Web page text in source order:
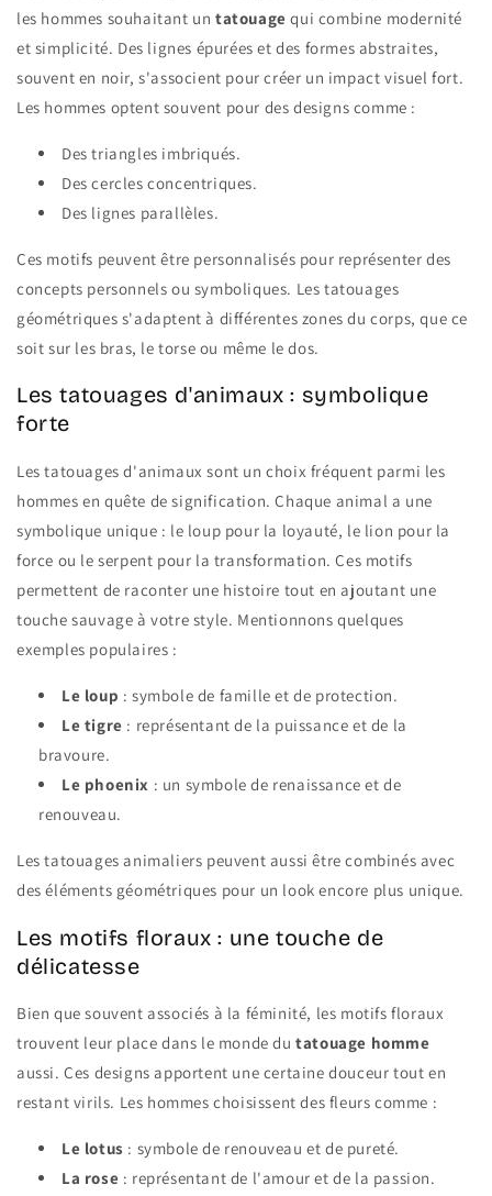
les hommes souhaitant untatouage qui combine modernité
et simplicité. Des lignes épurées et des formes abstraites,
souvent en noir, s'associent pour créer un impact visuel fort.
Les hommes optent souvent pour des designs comme :
Des triangles imbriqués.
Des cercles concentriques.
Des lignes parallèles.
Ces motifs peuvent être personnalisés pour représenter des
concepts personnels ou symboliques. Les tatouages
géométriques s'adaptent à différentes zones du corps, que ce
soit sur les bras, le torse ou même le dos.
Les tatouages d'animaux : symbolique
forte
Les tatouages d'animaux sont un choix fréquent parmi les
hommes en quête de signification. Chaque animal a une
symbolique unique : le loup pour la loyauté, le lion pour la
force ou le serpent pour la transformation. Ces motifs
permettent de raconter une histoire tout en ajoutant une
touche sauvage à votre style. Mentionnons quelques
exemples populaires :
Le loup : symbole de famille et de protection.
Le tigre : représentant de la puissance et de la
bravoure.
Le phoenix : un symbole de renaissance et de
renouveau.
Les tatouages animaliers peuvent aussi être combinés avec
des éléments géométriques pour un look encore plus unique.
Les motifs floraux : une touche de
délicatesse
Bien que souvent associés à la féminité, les motifs floraux
trouvent leur place dans le monde dutatouage homme
aussi. Ces designs apportent une certaine douceur tout en
restant virils. Les hommes choisissent des fleurs comme :
Le lotus : symbole de renouveau et de pureté.
La rose : représentant de l'amour et de la passion.